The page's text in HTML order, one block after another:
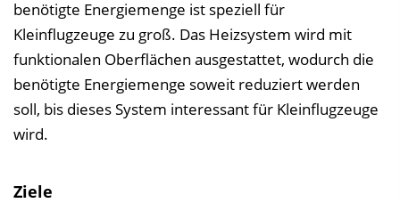
benötigte Energiemenge ist speziell für
Kleinflugzeuge zu groß. Das Heizsystem wird mit
funktionalen Oberflächen ausgestattet, wodurch die
benötigte Energiemenge soweit reduziert werden
soll, bis dieses System interessant für Kleinflugzeuge
wird.
Ziele